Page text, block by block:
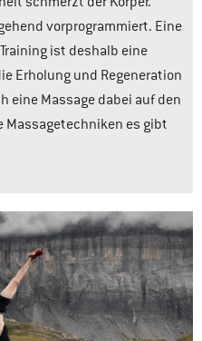
vorprogrammiert. Eine
ist deshalb eine
Erholung und Regeneration
eine Massage dabei auf den
Massagetechniken es gibt